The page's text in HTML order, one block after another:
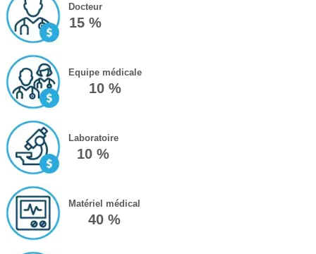
Docteur
15 %
Equipe médicale
10 %
Laboratoire
10 %
Matériel médical
40 %